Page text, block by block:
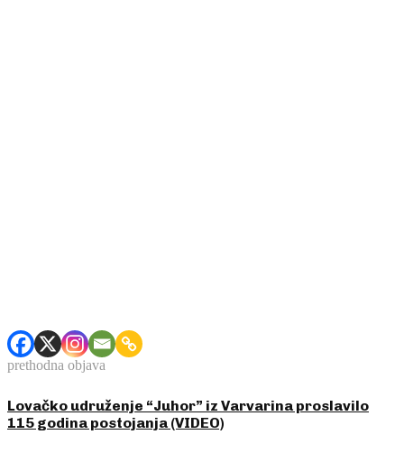
prethodna objava
Lovačko udruženje “Juhor” iz Varvarina proslavilo
115 godina postojanja (VIDEO)